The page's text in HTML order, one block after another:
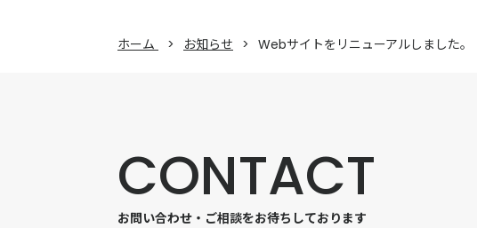
ホーム お知らせ Webサイトをリニューアルしました。
CONTACT
お問い合わせ・ご相談をお待ちしております